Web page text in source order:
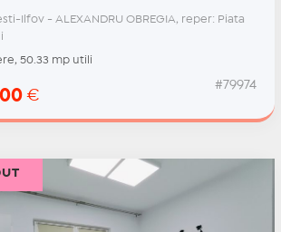
Ilfov - ALEXANDRU OBREGIA, reper: Piata
50.33 mp utili
€
#79974